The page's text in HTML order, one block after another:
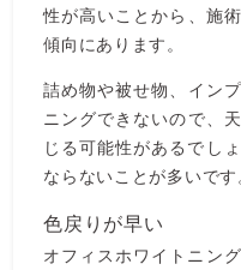
性が高いことから、施
傾向にあります。
詰め物や被せ物、イン
ニングできないので、
じる可能性があるでし
ならないことが多いです
色戻りが早い
オフィスホワイトニン